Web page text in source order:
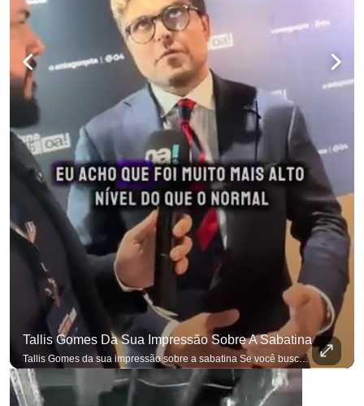
Tallis Gomes Da Sua Impressão Sobre A Sabatina
Tallis Gomes da sua impressão sobre a sabatina Se você busca informação com credibilidade, inscreva-se agora e ative o